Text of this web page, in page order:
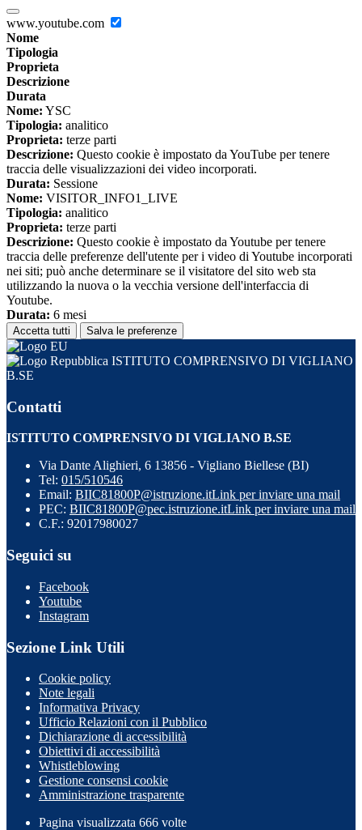
www.youtube.com
Nome
Tipologia
Proprieta
Descrizione
Durata
Nome: YSC
Tipologia: analitico
Proprieta: terze parti
Descrizione: Questo cookie è impostato da YouTube per tenere
traccia delle visualizzazioni dei video incorporati.
Durata: Sessione
Nome: VISITOR_INFO1_LIVE
Tipologia: analitico
Proprieta: terze parti
Descrizione: Questo cookie è impostato da Youtube per tenere
traccia delle preferenze dell'utente per i video di Youtube incorporati
nei siti; può anche determinare se il visitatore del sito web sta
utilizzando la nuova o la vecchia versione dell'interfaccia di
Youtube.
Durata: 6 mesi
Accetta tutti Salva le preferenze
ISTITUTO COMPRENSIVO DI VIGLIANO
B.SE
Contatti
ISTITUTO COMPRENSIVO DI VIGLIANO B.SE
Via Dante Alighieri, 6 13856 - Vigliano Biellese (BI)
Tel: 015/510546
Email: BIIC81800P@istruzione.itLink per inviare una mail
PEC: BIIC81800P@pec.istruzione.itLink per inviare una mail
C.F.: 92017980027
Seguici su
Facebook
Youtube
Instagram
Sezione Link Utili
Cookie policy
Note legali
Informativa Privacy
Ufficio Relazioni con il Pubblico
Dichiarazione di accessibilità
Obiettivi di accessibilità
Whistleblowing
Gestione consensi cookie
Amministrazione trasparente
Pagina visualizzata 666 volte